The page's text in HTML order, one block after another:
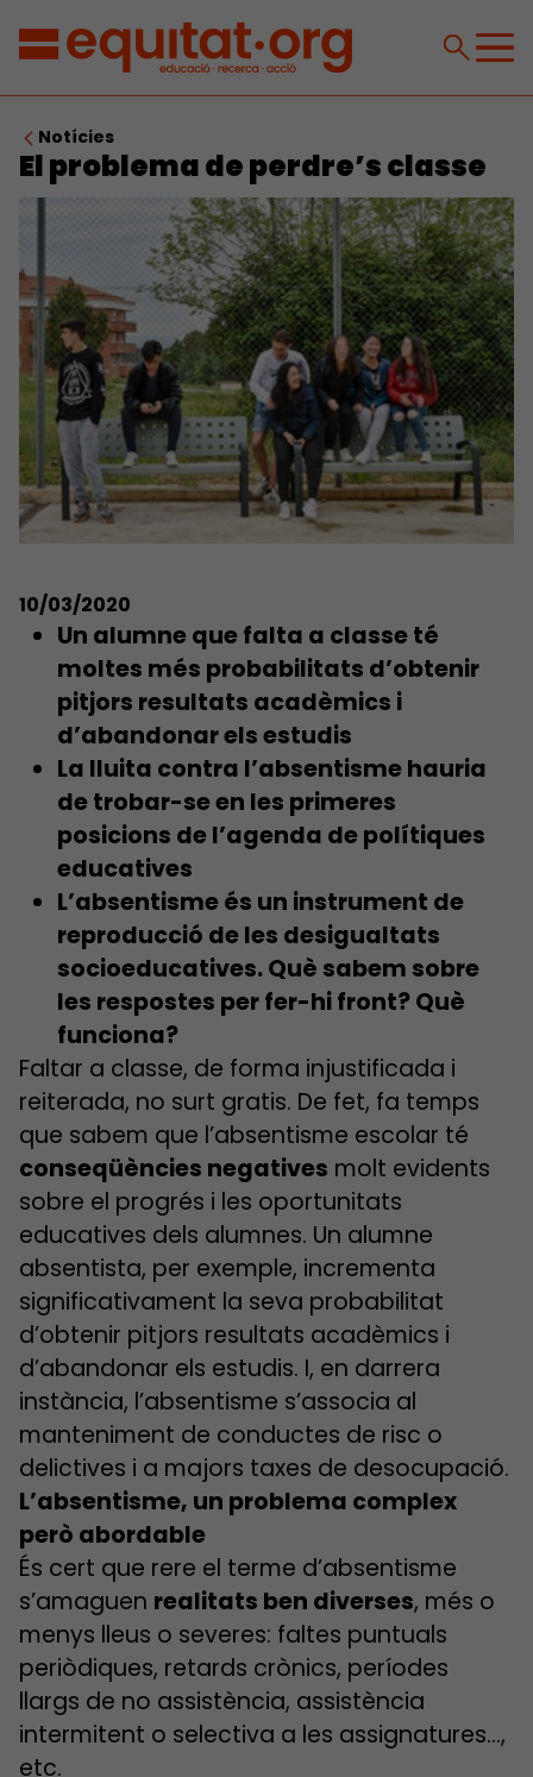
Notícies
El problema de perdre’s classe
10/03/2020
Un alumne que falta a classe té
moltes més probabilitats d’obtenir
pitjors resultats acadèmics i
d’abandonar els estudis
La lluita contra l’absentisme hauria
de trobar-se en les primeres
posicions de l’agenda de polítiques
educatives
L’absentisme és un instrument de
reproducció de les desigualtats
socioeducatives. Què sabem sobre
les respostes per fer-hi front? Què
funciona?
Faltar a classe, de forma injustificada i
reiterada, no surt gratis. De fet, fa temps
que sabem que l’absentisme escolar té
conseqüències negatives molt evidents
sobre el progrés i les oportunitats
educatives dels alumnes. Un alumne
absentista, per exemple, incrementa
significativament la seva probabilitat
d’obtenir pitjors resultats acadèmics i
d’abandonar els estudis. I, en darrera
instància, l’absentisme s’associa al
manteniment de conductes de risc o
delictives i a majors taxes de desocupació.
L’absentisme, un problema complex
però abordable
És cert que rere el terme d’absentisme
s’amaguen realitats ben diverses, més o
menys lleus o severes: faltes puntuals
periòdiques, retards crònics, períodes
llargs de no assistència, assistència
intermitent o selectiva a les assignatures…,
etc.